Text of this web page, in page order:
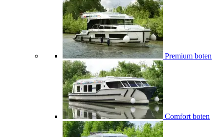
Premium boten
Comfort boten